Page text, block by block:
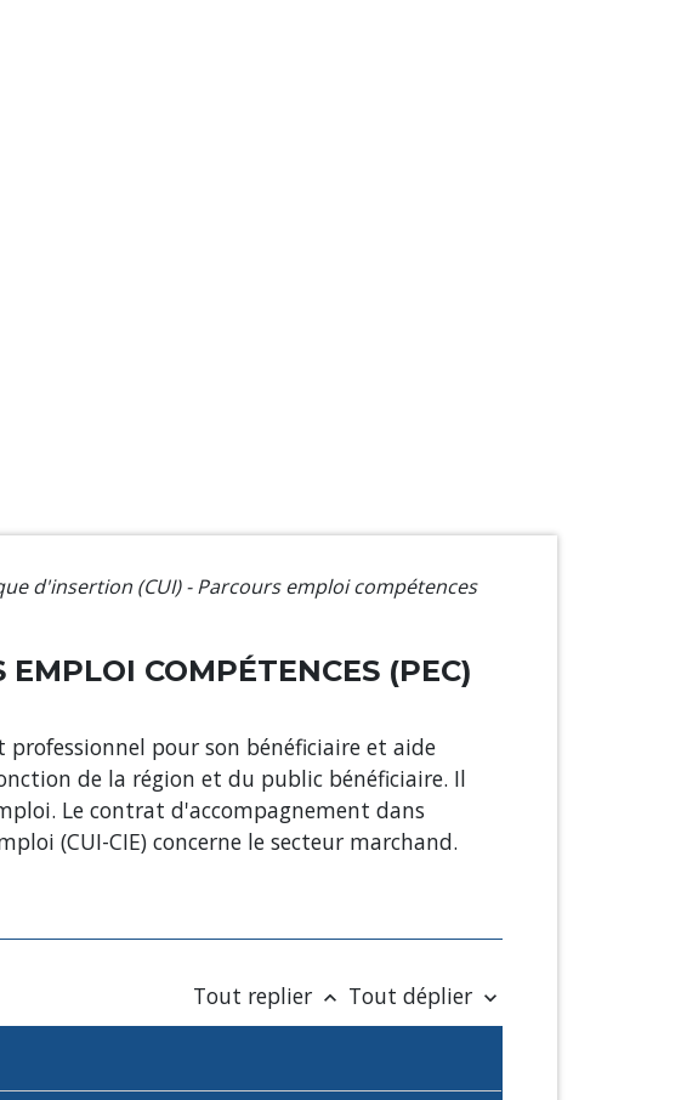
d'insertion (CUI) - Parcours emploi compétences
COMPÉTENCES (PEC)
pour son bénéficiaire et aide
de la région et du public bénéficiaire. Il
Le contrat d'accompagnement dans
(CUI-CIE) concerne le secteur marchand.
Tout replier keyboard_arrow_up Tout déplier keyboard_arrow_down